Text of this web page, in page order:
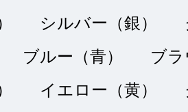
販売店の評価
接客：
｜ 雰囲
シルバー（銀）
ブルー（青）
ブ
イエロー（黄）